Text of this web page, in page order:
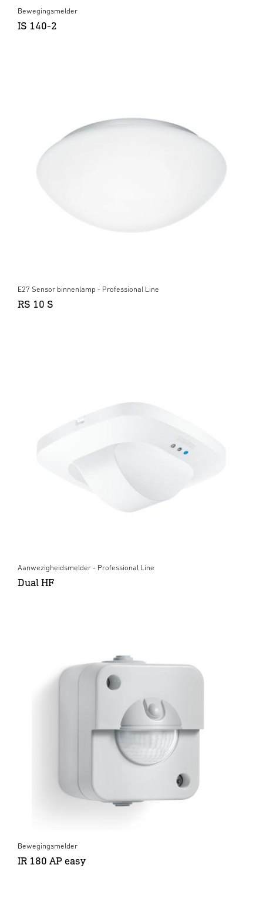
Bewegingsmelder
IS 140-2
E27 Sensor binnenlamp - Professional Line
RS 10 S
Aanwezigheidsmelder - Professional Line
Dual HF
Bewegingsmelder
IR 180 AP easy